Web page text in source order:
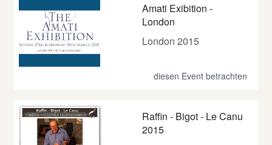
Amati Exibition -
London
London 2015
diesen Event betrachten
Raffin - Bigot - Le Canu
2015